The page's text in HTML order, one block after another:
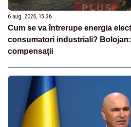
6 aug. 2026, 15:36
Cum se va întrerupe energia
consumatori industriali?
compensații